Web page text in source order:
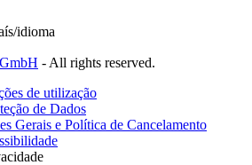
idioma
- All rights reserved.
de utilização
de Dados
Gerais e Política de Cancelamento